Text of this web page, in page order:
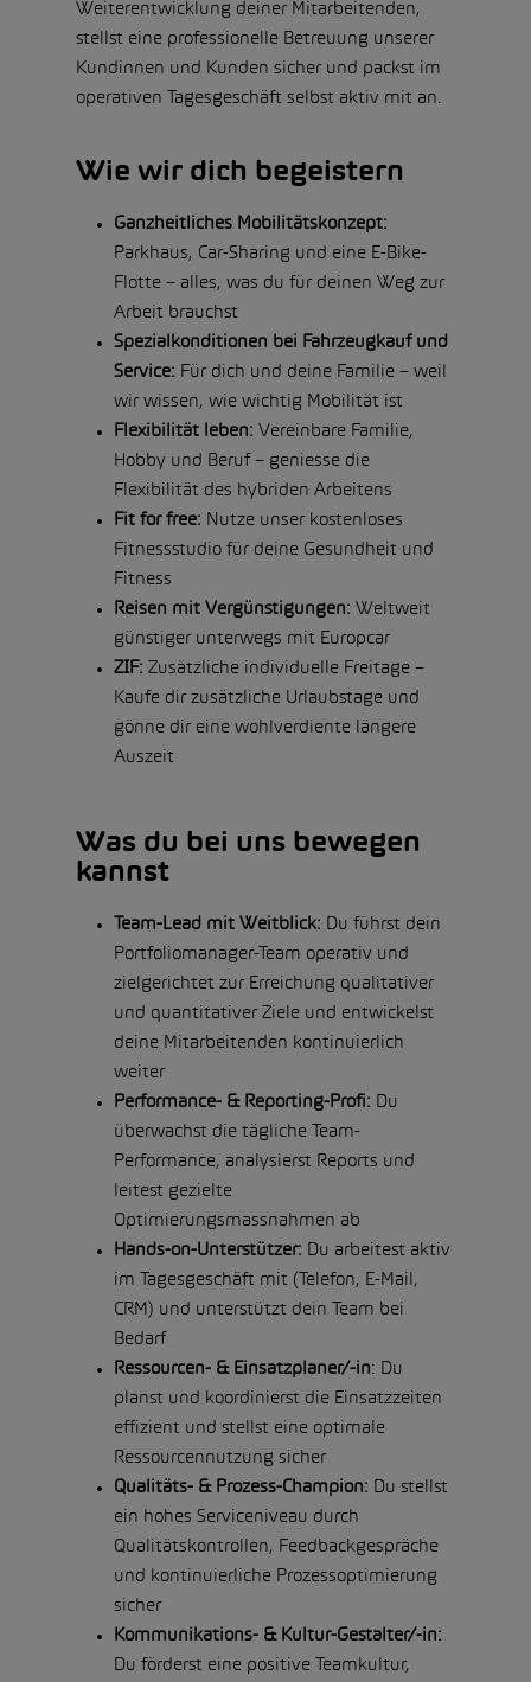
Weiterentwicklung deiner Mitarbeitenden,
stellst eine professionelle Betreuung unserer
Kundinnen und Kunden sicher und packst im
operativen Tagesgeschäft selbst aktiv mit an.
Wie wir dich begeistern
Ganzheitliches Mobilitätskonzept:
Parkhaus, Car-Sharing und eine E-Bike-
Flotte – alles, was du für deinen Weg zur
Arbeit brauchst
Spezialkonditionen bei Fahrzeugkauf und
Service: Für dich und deine Familie – weil
wir wissen, wie wichtig Mobilität ist
Flexibilität leben: Vereinbare Familie,
Hobby und Beruf – geniesse die
Flexibilität des hybriden Arbeitens
Fit for free: Nutze unser kostenloses
Fitnessstudio für deine Gesundheit und
Fitness
Reisen mit Vergünstigungen: Weltweit
günstiger unterwegs mit Europcar
ZIF: Zusätzliche individuelle Freitage –
Kaufe dir zusätzliche Urlaubstage und
gönne dir eine wohlverdiente längere
Auszeit
Was du bei uns bewegen
kannst
Team-Lead mit Weitblick: Du führst dein
Portfoliomanager-Team operativ und
zielgerichtet zur Erreichung qualitativer
und quantitativer Ziele und entwickelst
deine Mitarbeitenden kontinuierlich
weiter
Performance- & Reporting-Profi: Du
überwachst die tägliche Team-
Performance, analysierst Reports und
leitest gezielte
Optimierungsmassnahmen ab
Hands-on-Unterstützer: Du arbeitest aktiv
im Tagesgeschäft mit (Telefon, E-Mail,
CRM) und unterstützt dein Team bei
Bedarf
Ressourcen- & Einsatzplaner/-in: Du
planst und koordinierst die Einsatzzeiten
effizient und stellst eine optimale
Ressourcennutzung sicher
Qualitäts- & Prozess-Champion: Du stellst
ein hohes Serviceniveau durch
Qualitätskontrollen, Feedbackgespräche
und kontinuierliche Prozessoptimierung
sicher
Kommunikations- & Kultur-Gestalter/-in:
Du förderst eine positive Teamkultur,